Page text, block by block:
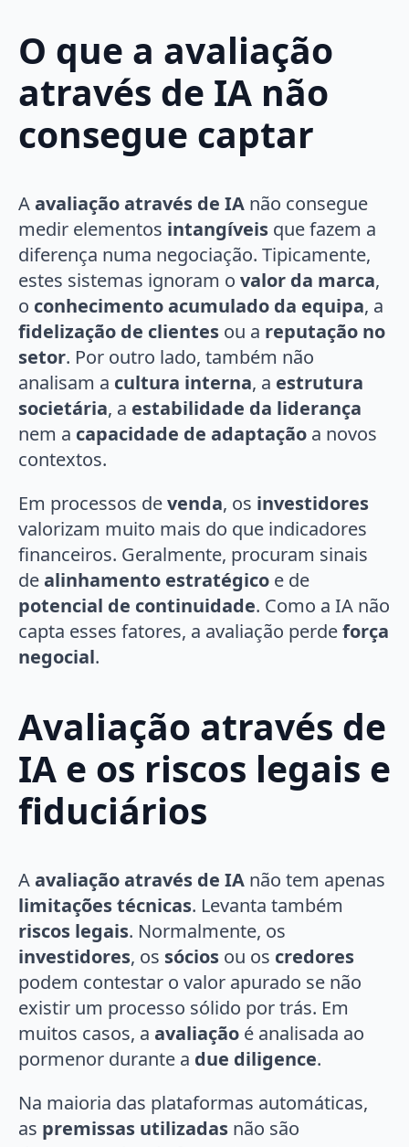
O que a avaliação
através de IA não
consegue captar
Aavaliação através de IA não consegue
medir elementos intangíveis que fazem a
diferença numa negociação. Tipicamente,
estes sistemas ignoram o valor da marca,
o conhecimento acumulado da equipa, a
fidelização de clientes ou a reputação no
setor. Por outro lado, também não
analisam a cultura interna, a estrutura
societária, a estabilidade da liderança
nem a capacidade de adaptação a novos
contextos.
Em processos devenda, os investidores
valorizam muito mais do que indicadores
financeiros. Geralmente, procuram sinais
dealinhamento estratégico e de
potencial de continuidade. Como a IA não
capta esses fatores, a avaliação perdeforça
negocial.
Avaliação através de
IA e os riscos legais e
fiduciários
Aavaliação através de IA não tem apenas
limitações técnicas. Levanta também
riscos legais. Normalmente, os
investidores, os sócios ou os credores
podem contestar o valor apurado se não
existir um processo sólido por trás. Em
muitos casos, a avaliação é analisada ao
pormenor durante a due diligence.
Na maioria das plataformas automáticas,
as premissas utilizadas não são